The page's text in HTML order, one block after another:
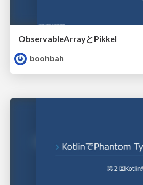
ObservableArrayとPikkel
boohbah